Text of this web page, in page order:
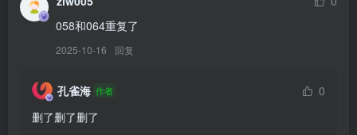
051.安然 – 内购无水印 黑丝[91P／1.03GB]
[9.3]
050.安然 – 内购无水印 香体如雪[91P／1.05GB]
058和064重复了
2025-10-16 回复
孔雀海 作者
0
删了删了删了